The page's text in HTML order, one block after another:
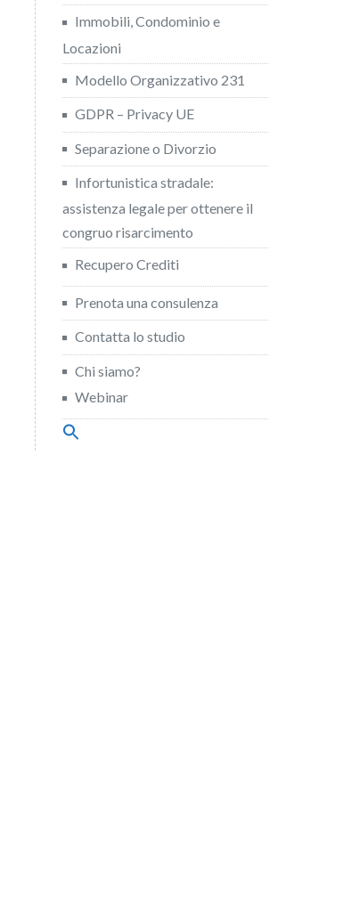
Immobili, Condominio e
Locazioni
Modello Organizzativo 231
GDPR – Privacy UE
Separazione o Divorzio
Infortunistica stradale:
assistenza legale per ottenere il
congruo risarcimento
Recupero Crediti
Prenota una consulenza
Contatta lo studio
Chi siamo?
Webinar